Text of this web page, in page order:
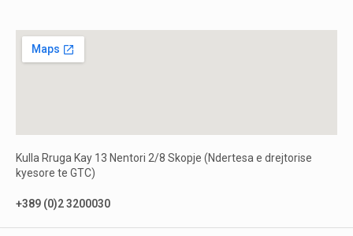
Kulla Rruga Kay 13 Nentori 2/8 Skopje (Ndertesa e drejtorise
kyesore te GTC)
+389 (0)2 3200030